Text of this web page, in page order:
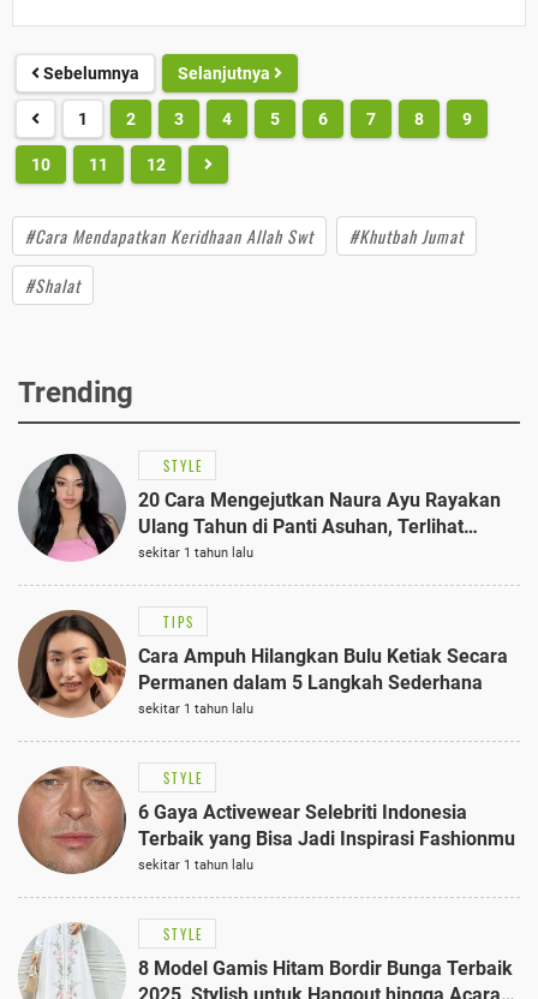
Sebelumnya Selanjutnya
1 2 3 4 5 6 7 8 9
10 11 12
#Cara Mendapatkan Keridhaan Allah Swt
#Khutbah Jumat
#Shalat
Trending
STYLE
20 Cara Mengejutkan Naura Ayu Rayakan
Ulang Tahun di Panti Asuhan, Terlihat
Anggun dengan Kaftan Cokelat
sekitar 1 tahun lalu
TIPS
Cara Ampuh Hilangkan Bulu Ketiak Secara
Permanen dalam 5 Langkah Sederhana
sekitar 1 tahun lalu
STYLE
6 Gaya Activewear Selebriti Indonesia
Terbaik yang Bisa Jadi Inspirasi Fashionmu
sekitar 1 tahun lalu
STYLE
8 Model Gamis Hitam Bordir Bunga Terbaik